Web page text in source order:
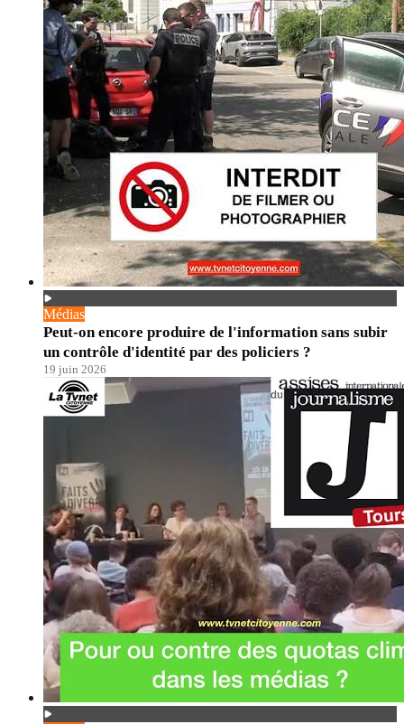
Médias
Peut-on encore produire de l'information sans subir
un contrôle d'identité par des policiers ?
19 juin 2026